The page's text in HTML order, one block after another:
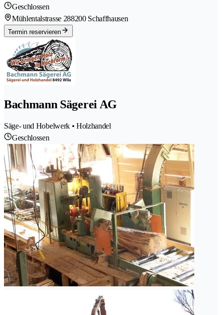
Geschlossen
Mühlentalstrasse 288200 Schaffhausen
Termin reservieren
Bachmann Sägerei AG
Säge- und Hobelwerk • Holzhandel
Geschlossen